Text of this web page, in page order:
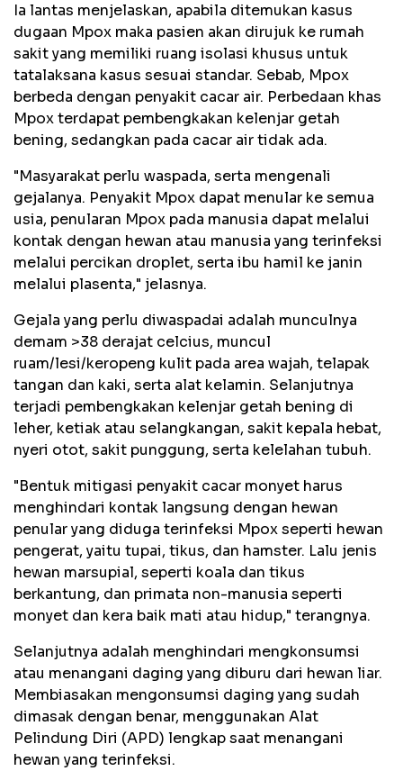
Ia lantas menjelaskan, apabila ditemukan kasus
dugaan Mpox maka pasien akan dirujuk ke rumah
sakit yang memiliki ruang isolasi khusus untuk
tatalaksana kasus sesuai standar. Sebab, Mpox
berbeda dengan penyakit cacar air. Perbedaan khas
Mpox terdapat pembengkakan kelenjar getah
bening, sedangkan pada cacar air tidak ada.
"Masyarakat perlu waspada, serta mengenali
gejalanya. Penyakit Mpox dapat menular ke semua
usia, penularan Mpox pada manusia dapat melalui
kontak dengan hewan atau manusia yang terinfeksi
melalui percikan droplet, serta ibu hamil ke janin
melalui plasenta," jelasnya.
Gejala yang perlu diwaspadai adalah munculnya
demam >38 derajat celcius, muncul
ruam/lesi/keropeng kulit pada area wajah, telapak
tangan dan kaki, serta alat kelamin. Selanjutnya
terjadi pembengkakan kelenjar getah bening di
leher, ketiak atau selangkangan, sakit kepala hebat,
nyeri otot, sakit punggung, serta kelelahan tubuh.
"Bentuk mitigasi penyakit cacar monyet harus
menghindari kontak langsung dengan hewan
penular yang diduga terinfeksi Mpox seperti hewan
pengerat, yaitu tupai, tikus, dan hamster. Lalu jenis
hewan marsupial, seperti koala dan tikus
berkantung, dan primata non-manusia seperti
monyet dan kera baik mati atau hidup," terangnya.
Selanjutnya adalah menghindari mengkonsumsi
atau menangani daging yang diburu dari hewan liar.
Membiasakan mengonsumsi daging yang sudah
dimasak dengan benar, menggunakan Alat
Pelindung Diri (APD) lengkap saat menangani
hewan yang terinfeksi.